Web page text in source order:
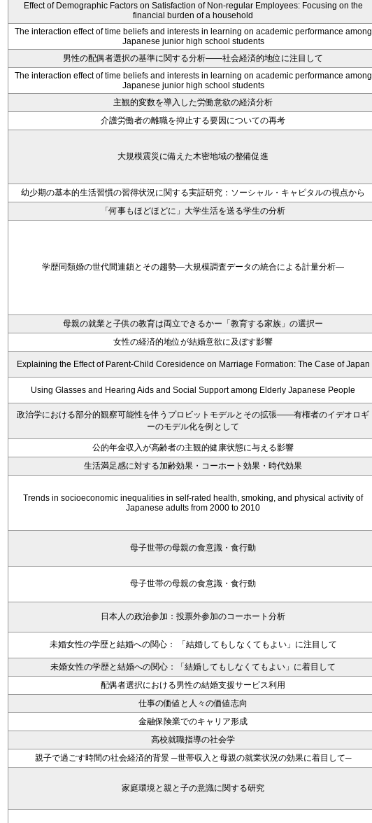
Effect of Demographic Factors on Satisfaction of Non-regular Employees: Focusing on the
financial burden of a household
The interaction effect of time beliefs and interests in learning on academic performance among
Japanese junior high school students
男性の配偶者選択の基準に関する分析――社会経済的地位に注目して
The interaction effect of time beliefs and interests in learning on academic performance among
Japanese junior high school students
主観的変数を導入した労働意欲の経済分析
介護労働者の離職を抑止する要因についての再考
大規模震災に備えた木密地域の整備促進
幼少期の基本的生活習慣の習得状況に関する実証研究：ソーシャル・キャピタルの視点から
「何事もほどほどに」大学生活を送る学生の分析
学歴同類婚の世代間連鎖とその趨勢―大規模調査データの統合による計量分析―
母親の就業と子供の教育は両立できるかー「教育する家族」の選択ー
女性の経済的地位が結婚意欲に及ぼす影響
Explaining the Effect of Parent-Child Coresidence on Marriage Formation: The Case of Japan
Using Glasses and Hearing Aids and Social Support among Elderly Japanese People
政治学における部分的観察可能性を伴うプロビットモデルとその拡張――有権者のイデオロギ
ーのモデル化を例として
公的年金収入が高齢者の主観的健康状態に与える影響
生活満足感に対する加齢効果・コーホート効果・時代効果
Trends in socioeconomic inequalities in self-rated health, smoking, and physical activity of
Japanese adults from 2000 to 2010
母子世帯の母親の食意識・食行動
母子世帯の母親の食意識・食行動
日本人の政治参加：投票外参加のコーホート分析
未婚女性の学歴と結婚への関心： 「結婚してもしなくてもよい」に注目して
未婚女性の学歴と結婚への関心：「結婚してもしなくてもよい」に着目して
配偶者選択における男性の結婚支援サービス利用
仕事の価値と人々の価値志向
金融保険業でのキャリア形成
高校就職指導の社会学
親子で過ごす時間の社会経済的背景 ─世帯収入と母親の就業状況の効果に着目して─
家庭環境と親と子の意識に関する研究